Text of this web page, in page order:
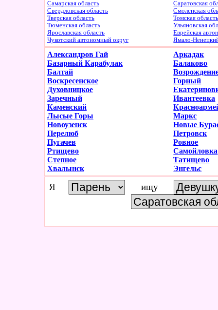
Самарская область
Саратовская
Свердловская область
Смоленская
Тверская область
Томская
Тюменская область
Ульяновская
Ярославская область
Еврейская
Чукотский автономный округ
Ямало-
Александров Гай
Аркадак
Базарный Карабулак
Балаково
Балтай
Воскресенское
Горный
Духовницкое
Заречный
Ивантеевка
Каменский
Лысые Горы
Маркс
Новоузенск
Новые
Перелюб
Петровск
Пугачев
Ровное
Ртищево
Самойловка
Степное
Татищево
Хвалынск
Энгельс
Я ищу